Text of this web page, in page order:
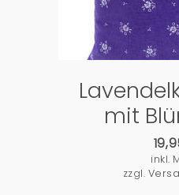
mit
inkl.
zzgl.